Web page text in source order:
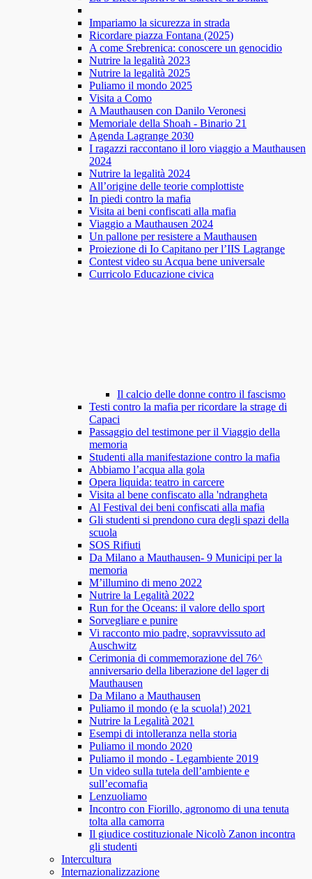
Impariamo la sicurezza in strada
Ricordare piazza Fontana (2025)
A come Srebrenica: conoscere un genocidio
Nutrire la legalità 2023
Nutrire la legalità 2025
Puliamo il mondo 2025
Visita a Como
A Mauthausen con Danilo Veronesi
Memoriale della Shoah - Binario 21
Agenda Lagrange 2030
I ragazzi raccontano il loro viaggio a Mauthausen
2024
Nutrire la legalità 2024
All’origine delle teorie complottiste
In piedi contro la mafia
Visita ai beni confiscati alla mafia
Viaggio a Mauthausen 2024
Un pallone per resistere a Mauthausen
Proiezione di Io Capitano per l’IIS Lagrange
Contest video su Acqua bene universale
Curricolo Educazione civica
Il calcio delle donne contro il fascismo
Testi contro la mafia per ricordare la strage di
Capaci
Passaggio del testimone per il Viaggio della
memoria
Studenti alla manifestazione contro la mafia
Abbiamo l’acqua alla gola
Opera liquida: teatro in carcere
Visita al bene confiscato alla 'ndrangheta
Al Festival dei beni confiscati alla mafia
Gli studenti si prendono cura degli spazi della
scuola
SOS Rifiuti
Da Milano a Mauthausen- 9 Municipi per la
memoria
M’illumino di meno 2022
Nutrire la Legalità 2022
Run for the Oceans: il valore dello sport
Sorvegliare e punire
Vi racconto mio padre, sopravvissuto ad
Auschwitz
Cerimonia di commemorazione del 76^
anniversario della liberazione del lager di
Mauthausen
Da Milano a Mauthausen
Puliamo il mondo (e la scuola!) 2021
Nutrire la Legalità 2021
Esempi di intolleranza nella storia
Puliamo il mondo 2020
Puliamo il mondo - Legambiente 2019
Un video sulla tutela dell’ambiente e
sull’ecomafia
Lenzuoliamo
Incontro con Fiorillo, agronomo di una tenuta
tolta alla camorra
Il giudice costituzionale Nicolò Zanon incontra
gli studenti
Intercultura
Internazionalizzazione